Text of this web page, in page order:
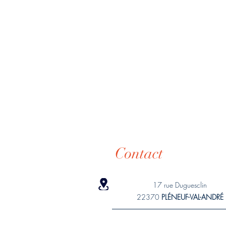
Contact
17 rue Duguesclin
22370 PLÉNEUF-VAL-ANDRÉ